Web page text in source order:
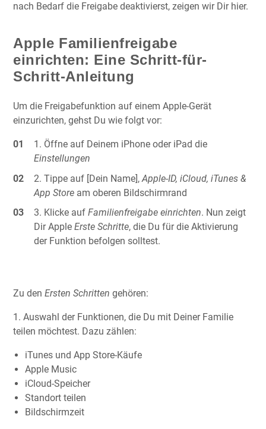
nach Bedarf die Freigabe deaktivierst, zeigen wir Dir hier.
Apple Familienfreigabe
einrichten: Eine Schritt-für-
Schritt-Anleitung
Um die Freigabefunktion auf einem Apple-Gerät
einzurichten, gehst Du wie folgt vor:
Öffne auf Deinem iPhone oder iPad die
Einstellungen
Tippe auf [Dein Name],Apple-ID, iCloud, iTunes &
App Store am oberen Bildschirmrand
Klicke aufFamilienfreigabe einrichten. Nun zeigt
Dir AppleErste Schritte, die Du für die Aktivierung
der Funktion befolgen solltest.
Zu den Ersten Schritten gehören:
1. Auswahl der Funktionen, die Du mit Deiner Familie
teilen möchtest. Dazu zählen:
iTunes und App Store-Käufe
Apple Music
iCloud-Speicher
Standort teilen
Bildschirmzeit